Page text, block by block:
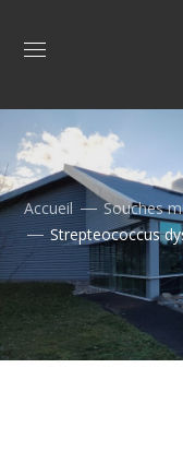
Accueil Souches
Strepteococcus